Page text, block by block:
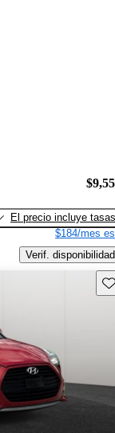
El precio incluye tasas
$184/mes
Verif. disponibilidad